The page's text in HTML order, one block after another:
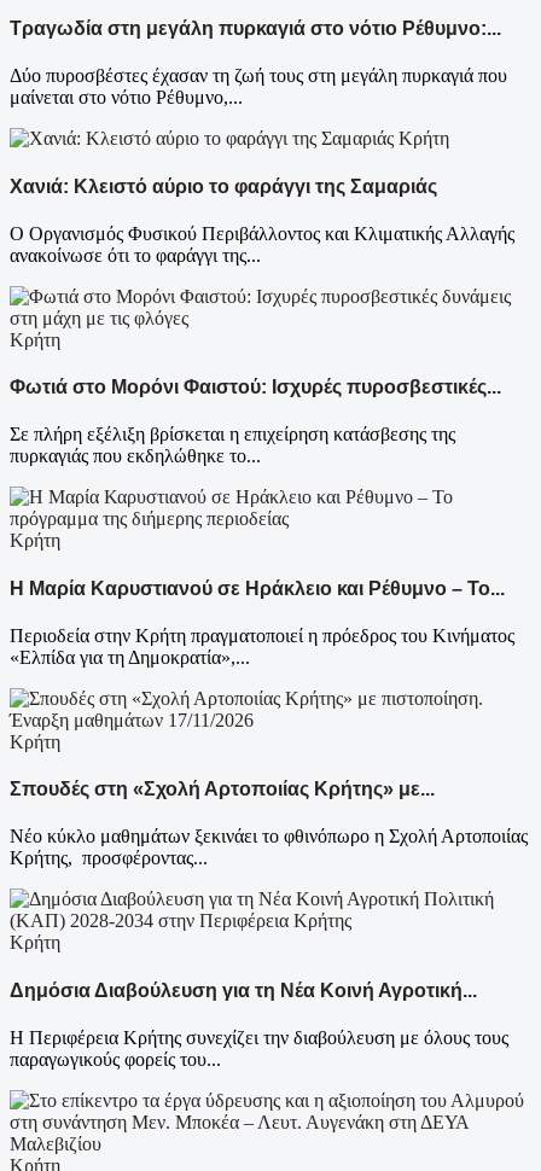
Τραγωδία στη μεγάλη πυρκαγιά στο νότιο Ρέθυμνο:...
Δύο πυροσβέστες έχασαν τη ζωή τους στη μεγάλη πυρκαγιά που
μαίνεται στο νότιο Ρέθυμνο,...
Κρήτη
Χανιά: Κλειστό αύριο το φαράγγι της Σαμαριάς
Ο Οργανισμός Φυσικού Περιβάλλοντος και Κλιματικής Αλλαγής
ανακοίνωσε ότι το φαράγγι της...
Κρήτη
Φωτιά στο Μορόνι Φαιστού: Ισχυρές πυροσβεστικές...
Σε πλήρη εξέλιξη βρίσκεται η επιχείρηση κατάσβεσης της
πυρκαγιάς που εκδηλώθηκε το...
Κρήτη
Η Μαρία Καρυστιανού σε Ηράκλειο και Ρέθυμνο – Το...
Περιοδεία στην Κρήτη πραγματοποιεί η πρόεδρος του Κινήματος
«Ελπίδα για τη Δημοκρατία»,...
Κρήτη
Σπουδές στη «Σχολή Αρτοποιίας Κρήτης» με...
Νέο κύκλο μαθημάτων ξεκινάει το φθινόπωρο η Σχολή Αρτοποιίας
Κρήτης, προσφέροντας...
Κρήτη
Δημόσια Διαβούλευση για τη Νέα Κοινή Αγροτική...
Η Περιφέρεια Κρήτης συνεχίζει την διαβούλευση με όλους τους
παραγωγικούς φορείς του...
Κρήτη